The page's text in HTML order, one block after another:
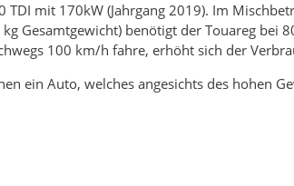
TDI mit 170kW (Jahrgang 2019). Im
Gesamtgewicht) benötigt der Touareg
100 km/h fahre, erhöht sich der
ein Auto, welches angesichts des hohen